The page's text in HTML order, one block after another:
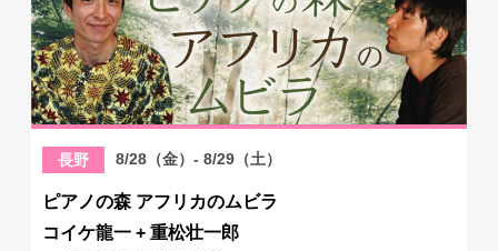
長野 8/28（金）- 8/29（土）
ピアノの森 アフリカのムビラ
コイケ龍一 + 重松壮一郎